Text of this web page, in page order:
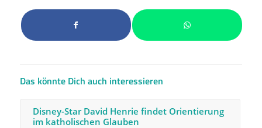
Das könnte Dich auch interessieren
Disney-Star David Henrie findet Orientierung
im katholischen Glauben